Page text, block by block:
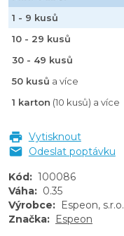
1 - 9 kusů
10 - 29 kusů
30 - 49 kusů
50 kusů a více
1 karton (10 kusů) a více
Vytisknout
Odeslat poptávku
Kód : 100086
Váha: 0.35
Výrobce:
Espeon, s.r.o.
Značka: Espeon